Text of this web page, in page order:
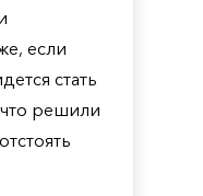
если
стать
решили